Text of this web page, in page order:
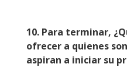
10. Para terminar,
ofrecer a quienes
aspiran a iniciar su